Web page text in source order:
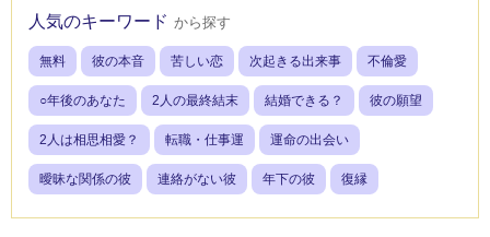
人気のキーワード から探す
無料 彼の本音 苦しい恋 次起きる出来事 不倫愛
○年後のあなた 2人の最終結末 結婚できる？ 彼の願望
2人は相思相愛？ 転職・仕事運 運命の出会い
曖昧な関係の彼 連絡がない彼 年下の彼 復縁